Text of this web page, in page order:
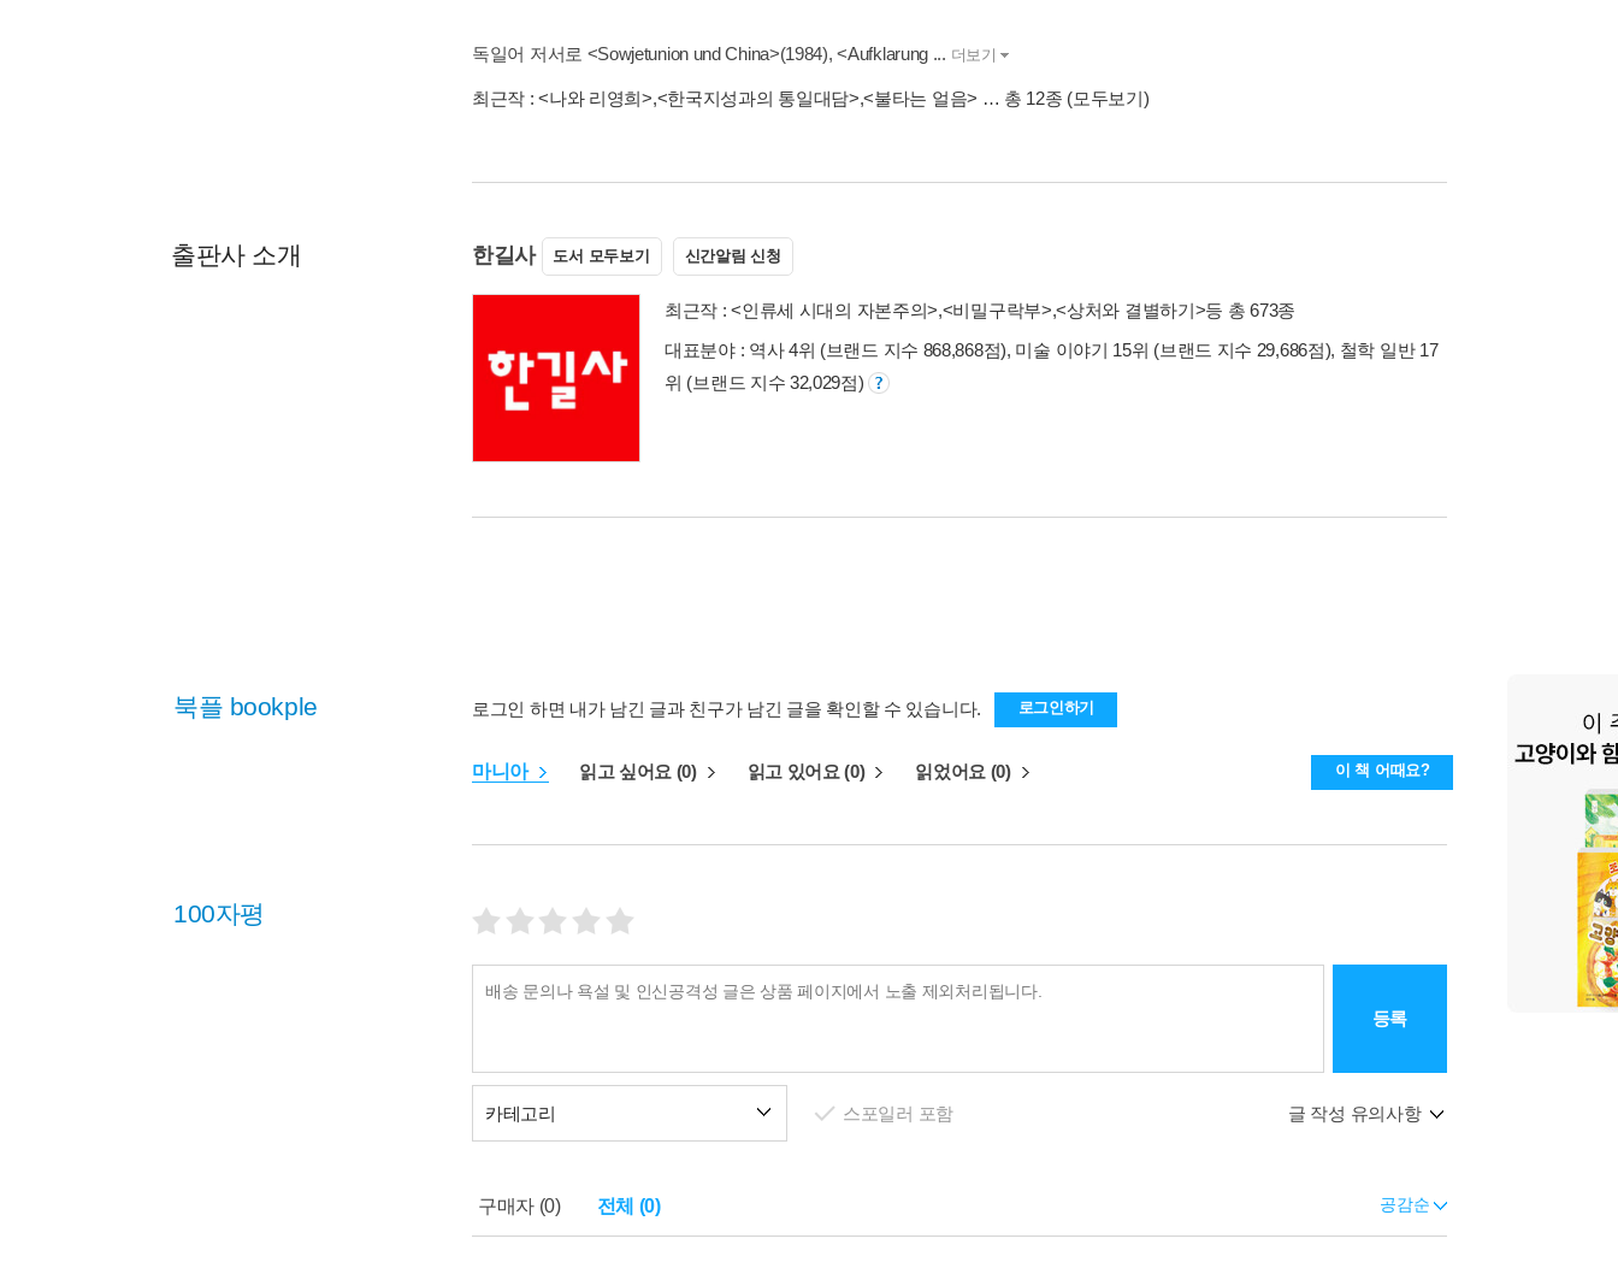
독일어 저서로 <Sowjetunion und China>(1984), <Aufklarung ... 더보기
최근작 :<나와 리영희>,<한국지성과의 통일대담>,<불타는 얼음> … 총 12종 (모두보기)
출판사 소개 한길사 도서 모두보기 신간알림 신청
최근작 :<인류세 시대의 자본주의>,<비밀구락부>,<상처와 결별하기>등 총 673종
대표분야 : 역사 4위 (브랜드 지수 868,868점), 미술 이야기 15위 (브랜드 지수 29,686점), 철학 일반 17
위 (브랜드 지수 32,029점)
북플 bookple 로그인 하면 내가 남긴 글과 친구가 남긴 글을 확인할 수 있습니다. 로그인하기
마니아 읽고 싶어요 (0) 읽고 있어요 (0) 읽었어요 (0) 이 책 어때요?
100자평
등록
카테고리 스포일러 포함 글 작성 유의사항
구매자 (0) 전체 (0) 공감순